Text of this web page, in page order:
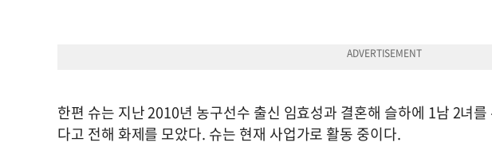
한편 슈는 지난 2010년 농구선수 출신 임효성과 결혼해 슬하에 1남 2녀
다고 전해 화제를 모았다. 슈는 현재 사업가로 활동 중이다.